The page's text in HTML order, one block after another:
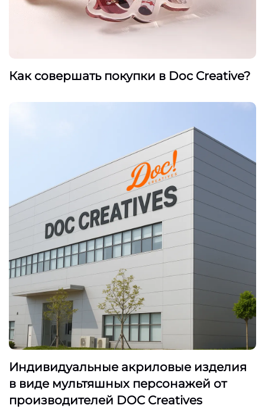
Как совершать покупки в Doc Creative?
Индивидуальные акриловые изделия
в виде мультяшных персонажей от
производителей DOC Creatives